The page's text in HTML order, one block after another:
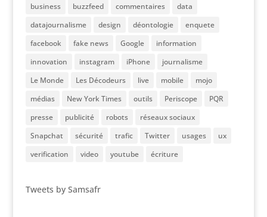
business
buzzfeed commentaires
data
datajournalisme
design déontologie
enquete
facebook
fake news Google
information
innovation
instagram iPhone
journalisme
Le Monde
Les Décodeurs live mobile
mojo
médias
New York Times outils Periscope
PQR
presse
publicité robots
réseaux sociaux
Snapchat
sécurité trafic Twitter usages
ux
verification
video youtube écriture
Tweets by Samsafr